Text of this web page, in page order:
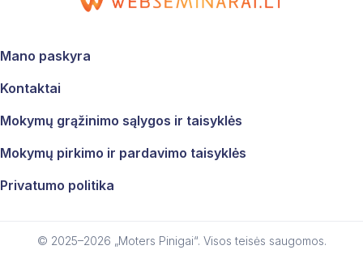
jūsų parinktis ir pakartotinius apsilankymus, savo
Mano paskyra
Kontaktai
Mokymų grąžinimo sąlygos ir taisyklės
Mokymų pirkimo ir pardavimo taisyklės
Privatumo politika
© 2025–2026 „Moters Pinigai“. Visos teisės saugomos.